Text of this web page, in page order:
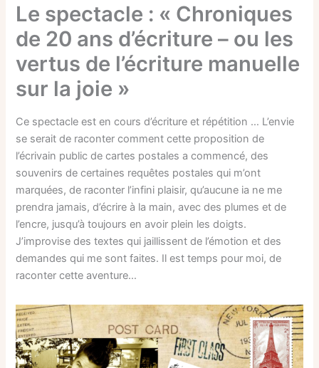
Le spectacle : « Chroniques
de 20 ans d’écriture – ou les
vertus de l’écriture manuelle
sur la joie »
Ce spectacle est en cours d’écriture et répétition … L’envie
se serait de raconter comment cette proposition de
l’écrivain public de cartes postales a commencé, des
souvenirs de certaines requêtes postales qui m’ont
marquées, de raconter l’infini plaisir, qu’aucune ia ne me
prendra jamais, d’écrire à la main, avec des plumes et de
l’encre, jusqu’à toujours en avoir plein les doigts.
J’improvise des textes qui jaillissent de l’émotion et des
demandes qui me sont faites. Il est temps pour moi, de
raconter cette aventure…